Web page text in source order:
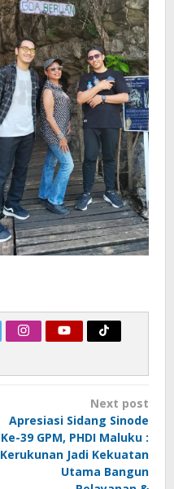
Next post
Apresiasi Sidang Sinode
Ke-39 GPM, PHDI Maluku :
Kerukunan Jadi Kekuatan
Utama Bangun